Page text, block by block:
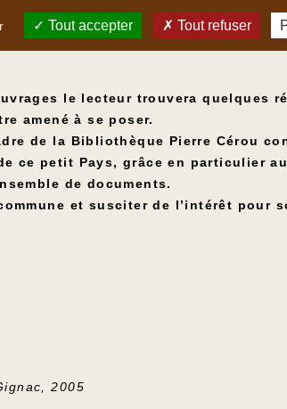
le lecteur trouvera quelques
amené à se poser.
de la Bibliothèque Pierre Cérou
ce petit Pays, grâce en particulier
de documents.
et susciter de l’intérêt pour
2005
Tout accepter Tout refuser